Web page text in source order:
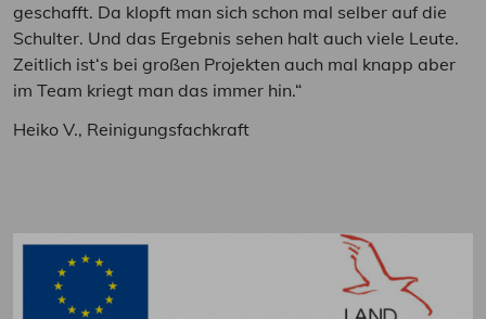
geschafft. Da klopft man sich schon mal selber auf die
Schulter. Und das Ergebnis sehen halt auch viele Leute.
Zeitlich ist‘s bei großen Projekten auch mal knapp aber
im Team kriegt man das immer hin.“
Heiko V., Reinigungsfachkraft